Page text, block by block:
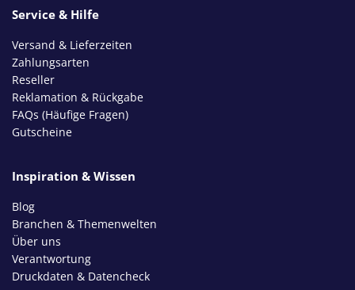
Service & Hilfe
Versand & Lieferzeiten
Zahlungsarten
Reseller
Reklamation & Rückgabe
FAQs (Häufige Fragen)
Gutscheine
Inspiration & Wissen
Blog
Branchen & Themenwelten
Über uns
Verantwortung
Druckdaten & Datencheck